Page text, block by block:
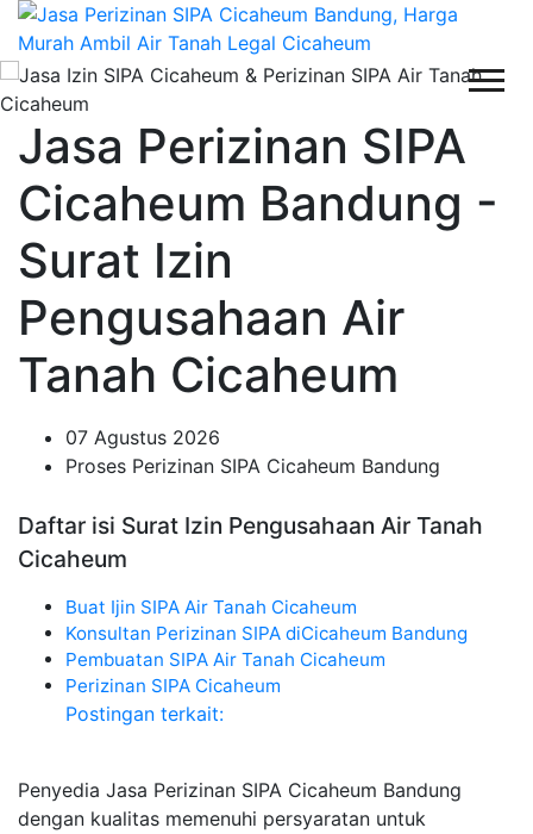
Jasa Perizinan SIPA
Cicaheum Bandung -
Surat Izin
Pengusahaan Air
Tanah Cicaheum
07 Agustus 2026
Proses Perizinan SIPA Cicaheum Bandung
Daftar isi Surat Izin Pengusahaan Air Tanah
Cicaheum
Buat Ijin SIPA Air Tanah Cicaheum
Konsultan Perizinan SIPA diCicaheum Bandung
Pembuatan SIPA Air Tanah Cicaheum
Perizinan SIPA Cicaheum
Postingan terkait:
Penyedia Jasa Perizinan SIPA Cicaheum Bandung
dengan kualitas memenuhi persyaratan untuk